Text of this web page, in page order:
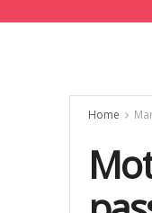
Home